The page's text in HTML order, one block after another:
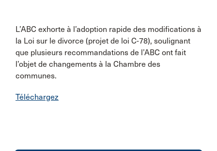
L’ABC exhorte à l’adoption rapide des modifications à
la Loi sur le divorce (projet de loi C-78), soulignant
que plusieurs recommandations de l’ABC ont fait
l’objet de changements à la Chambre des
communes.
Téléchargez